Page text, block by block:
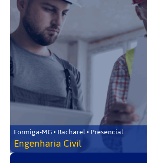
Formiga-MG • Bacharel • Presencial
Engenharia Civil